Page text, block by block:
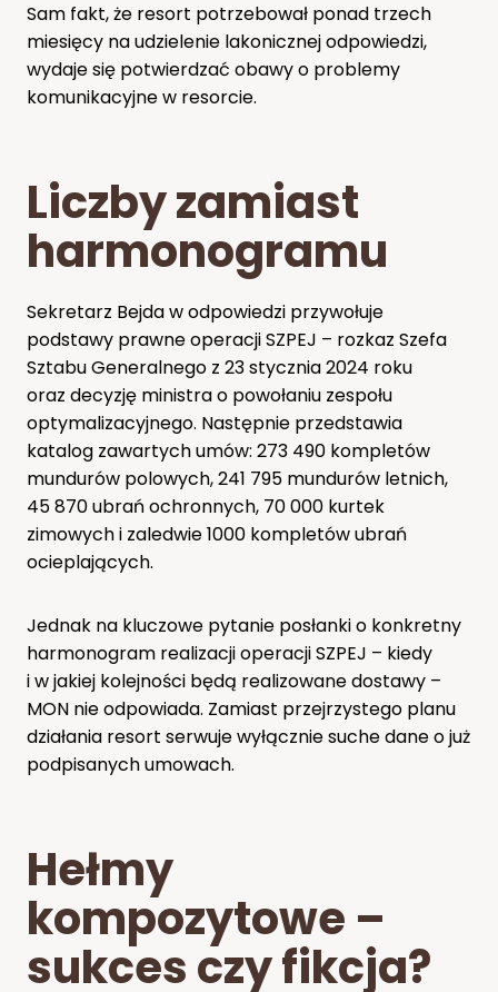
Sam fakt, że resort potrzebował ponad trzech
miesięcy na udzielenie lakonicznej odpowiedzi,
wydaje się potwierdzać obawy o problemy
komunikacyjne w resorcie.
Liczby zamiast
harmonogramu
Sekretarz Bejda w odpowiedzi przywołuje
podstawy prawne operacji SZPEJ – rozkaz Szefa
Sztabu Generalnego z 23 stycznia 2024 roku
oraz decyzję ministra o powołaniu zespołu
optymalizacyjnego. Następnie przedstawia
katalog zawartych umów: 273 490 kompletów
mundurów polowych, 241 795 mundurów letnich,
45 870 ubrań ochronnych, 70 000 kurtek
zimowych i zaledwie 1000 kompletów ubrań
ocieplających.
Jednak na kluczowe pytanie posłanki o konkretny
harmonogram realizacji operacji SZPEJ – kiedy
i w jakiej kolejności będą realizowane dostawy –
MON nie odpowiada. Zamiast przejrzystego planu
działania resort serwuje wyłącznie suche dane o już
podpisanych umowach.
Hełmy
kompozytowe –
sukces czy fikcja?